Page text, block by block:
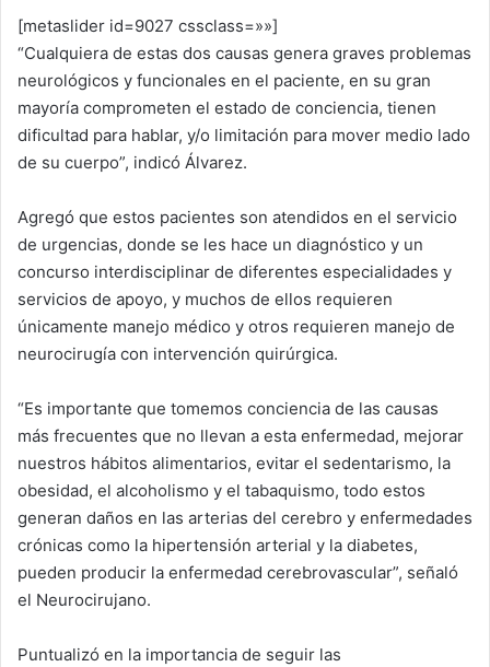
[metaslider id=9027 cssclass=»»]
“Cualquiera de estas dos causas genera graves problemas
neurológicos y funcionales en el paciente, en su gran
mayoría comprometen el estado de conciencia, tienen
dificultad para hablar, y/o limitación para mover medio lado
de su cuerpo”, indicó Álvarez.
Agregó que estos pacientes son atendidos en el servicio
de urgencias, donde se les hace un diagnóstico y un
concurso interdisciplinar de diferentes especialidades y
servicios de apoyo, y muchos de ellos requieren
únicamente manejo médico y otros requieren manejo de
neurocirugía con intervención quirúrgica.
“Es importante que tomemos conciencia de las causas
más frecuentes que no llevan a esta enfermedad, mejorar
nuestros hábitos alimentarios, evitar el sedentarismo, la
obesidad, el alcoholismo y el tabaquismo, todo estos
generan daños en las arterias del cerebro y enfermedades
crónicas como la hipertensión arterial y la diabetes,
pueden producir la enfermedad cerebrovascular”, señaló
el Neurocirujano.
Puntualizó en la importancia de seguir las